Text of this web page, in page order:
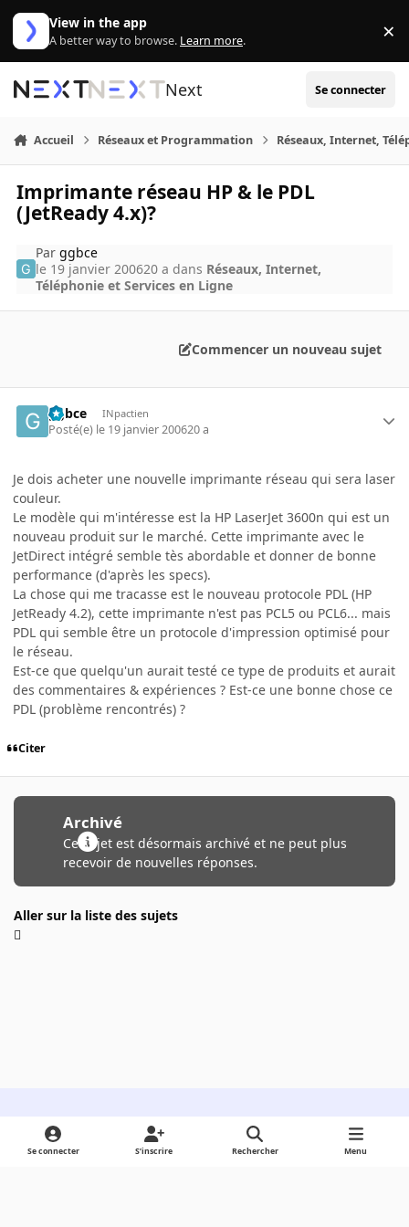
Aller au contenu
View in the app
A better way to browse. Learn more. ×
Next Se connecter
Accueil Réseaux et Programmation Réseaux, Internet,
Imprimante réseau HP & le PDL
(JetReady 4.x)?
Parggbce
le 19 janvier 200620 a dans Réseaux, Internet,
Téléphonie et Services en Ligne
Commencer un nouveau sujet
ggbce INpactien
Posté(e) le 19 janvier 200620 a
Je dois acheter une nouvelle imprimante réseau qui sera laser
couleur.
Le modèle qui m'intéresse est la HP LaserJet 3600n qui est un
nouveau produit sur le marché. Cette imprimante avec le
JetDirect intégré semble tès abordable et donner de bonne
performance (d'après les specs).
La chose qui me tracasse est le nouveau protocole PDL (HP
JetReady 4.2), cette imprimante n'est pas PCL5 ou PCL6... mais
PDL qui semble être un protocole d'impression optimisé pour
le réseau.
Est-ce que quelqu'un aurait testé ce type de produits et aurait
des commentaires & expériences ? Est-ce une bonne chose ce
PDL (problème rencontrés) ?
Citer
Archivé
Ce sujet est désormais archivé et ne peut plus
recevoir de nouvelles réponses.
Aller sur la liste des sujets
Light ModeDark ModeSystem Preference
Se connecter S’inscrire Rechercher Menu